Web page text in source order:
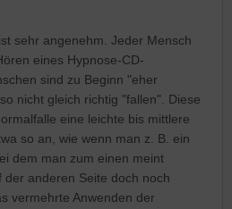
sehr angenehm. Jeder Mensch
eines Hypnose-CD-
sind zu Beginn "eher
nicht gleich richtig "fallen". Diese
eine leichte bis mittlere
so an, wie wenn man z. B. ein
dem man zum einen meint
anderen Seite doch noch
vermehrte Anwenden der